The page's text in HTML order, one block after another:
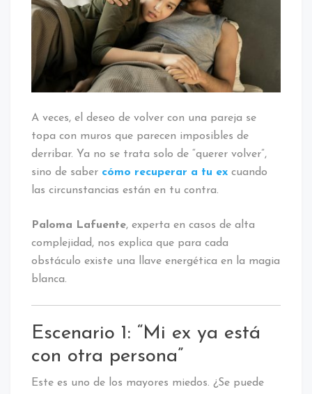
a
los
obstáculos
más
difíciles
con
A veces, el deseo de volver con una pareja se
topa con muros que parecen imposibles de
derribar. Ya no se trata solo de “querer volver”,
sino de saber cómo recuperar a tu ex cuando
las circunstancias están en tu contra.
Paloma Lafuente, experta en casos de alta
complejidad, nos explica que para cada
obstáculo existe una llave energética en la magia
blanca.
Escenario 1: “Mi ex ya está
con otra persona”
Este es uno de los mayores miedos. ¿Se puede